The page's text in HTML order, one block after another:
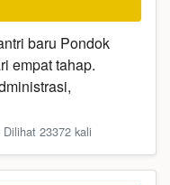
baru Pondok
empat tahap.
23372 kali